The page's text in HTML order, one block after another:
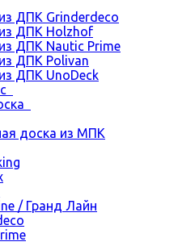
ДПК Grinderdeco
ДПК Holzhof
ДПК Nautic Prime
ДПК Polivan
ДПК UnoDeck
доска из МПК
/ Гранд Лайн